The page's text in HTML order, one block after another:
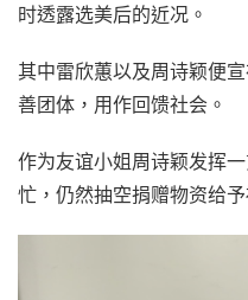
时透露选美后的近况。
其中雷欣蕙以及周诗颖便
善团体，用作回馈社会。
作为友谊小姐周诗颖发挥
忙，仍然抽空捐赠物资给予